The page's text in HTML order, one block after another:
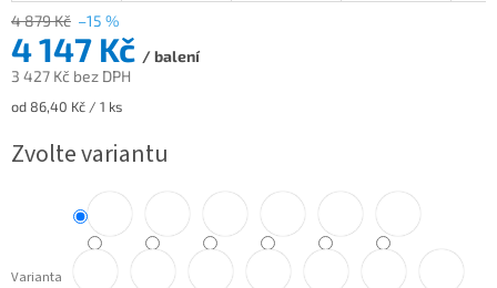
4 879 Kč –15 %
4 147 Kč / balení
3 427 Kč bez DPH
Měrná
od 86,40 Kč / 1 ks
Zvolte variantu
Varianta